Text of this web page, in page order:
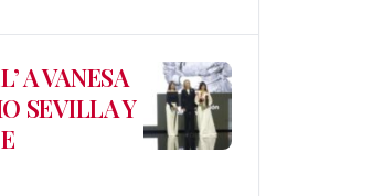
A VANESA
SEVILLA Y